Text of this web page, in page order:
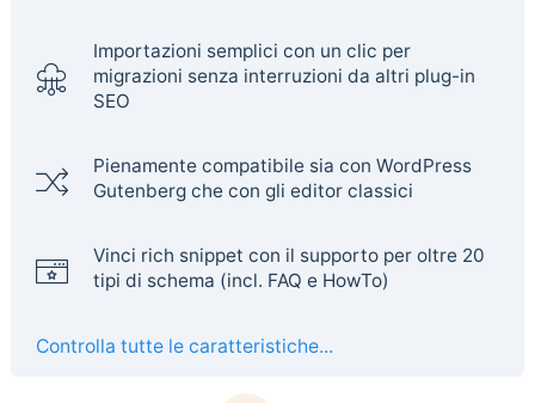
Importazioni semplici con un clic per
migrazioni senza interruzioni da altri plug-in
SEO
Pienamente compatibile sia con WordPress
Gutenberg che con gli editor classici
Vinci rich snippet con il supporto per oltre 20
tipi di schema (incl. FAQ e HowTo)
Controlla tutte le caratteristiche...